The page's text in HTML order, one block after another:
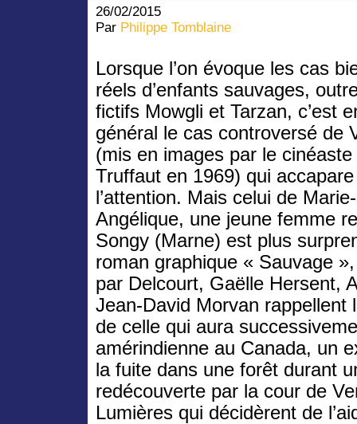
26/02/2015
Par Philippe Tomblaine
Lorsque l’on évoque les cas
réels d’enfants sauvages,
fictifs Mowgli et Tarzan, c’est
général le cas controversé de
(mis en images par le cinéaste
Truffaut en 1969) qui accapare
l’attention. Mais celui de Marie-
Angélique, une jeune femme
Songy (Marne) est plus
roman graphique « Sauvage
par Delcourt, Gaëlle Hersent,
Jean-David Morvan rappellent
de celle qui aura
amérindienne au Canada, un
la fuite dans une forêt durant
redécouverte par la cour de
Lumières qui décidèrent de